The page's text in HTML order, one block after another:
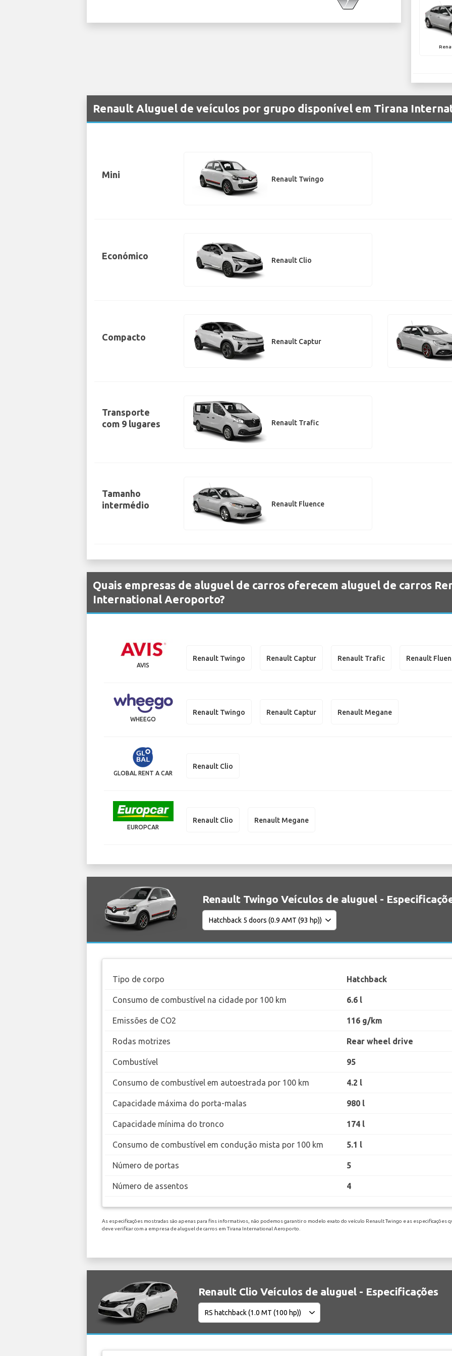
Renault Aluguel de veículos por grupo disponível em Tirana
Mini Renault Twingo
Económico Renault Clio
Compacto Renault Captur
Transporte
com 9 lugares
Renault Trafic
Tamanho
intermédio
Renault Fluence
Quais empresas de aluguel de carros oferecem aluguel de carros
International Aeroporto?
AVIS
Renault Twingo Renault Captur Renault Trafic Renault
WHEEGO
Renault Twingo Renault Captur Renault Megane
GLOBAL RENT A CAR
Renault Clio
EUROPCAR
Renault Clio Renault Megane
Renault Twingo Veículos de aluguel -
Tipo de corpo Hatchback
Consumo de combustível na cidade por 100 km 6.6 l
Emissões de CO2 116 g/km
Rodas motrizes Rear wheel drive
Combustível 95
Consumo de combustível em autoestrada por 100 km 4.2 l
Capacidade máxima do porta-malas 980 l
Capacidade mínima do tronco 174 l
Consumo de combustível em condução mista por 100 km 5.1 l
Número de portas 5
Número de assentos 4
As especificações mostradas são apenas para fins informativos, não podemos garantir o modelo exato do veículo Renault Twingo e as especificações
deve verificar com a empresa de aluguel de carros em Tirana International Aeroporto.
Renault Clio Veículos de aluguel - Especificações